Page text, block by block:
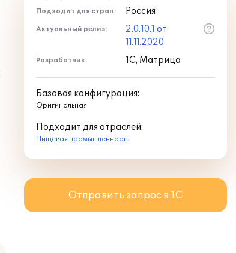
Подходит для стран: Россия
Актуальный релиз:
2.0.10.1 от
11.11.2020
Разработчик: 1С, Матрица
Базовая конфигурация:
Оригинальная
Подходит для отраслей:
Пищевая промышленность
Отправить запрос в 1С